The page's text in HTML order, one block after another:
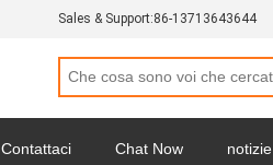
Sales & Support:86-13713643644
Contattaci Chat Now notizie